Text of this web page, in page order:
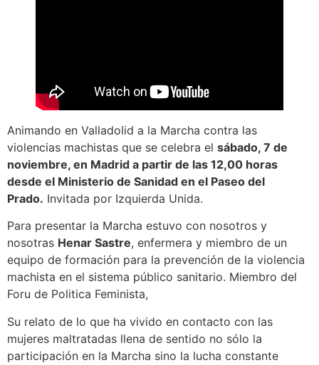
Animando en Valladolid a la Marcha contra las
violencias machistas que se celebra el sábado, 7 de
noviembre, en Madrid a partir de las 12,00 horas
desde el Ministerio de Sanidad en el Paseo del
Prado. Invitada por Izquierda Unida.
Para presentar la Marcha estuvo con nosotros y
nosotras Henar Sastre, enfermera y miembro de un
equipo de formación para la prevención de la violencia
machista en el sistema público sanitario. Miembro del
Foru de Politica Feminista,
Su relato de lo que ha vivido en contacto con las
mujeres maltratadas llena de sentido no sólo la
participación en la Marcha sino la lucha constante